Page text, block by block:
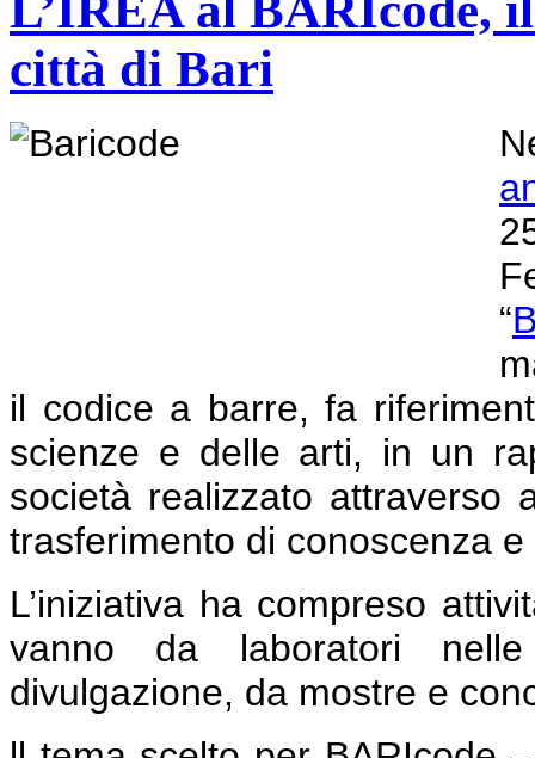
città di Bari
“
il codice a barre, fa
scienze e delle arti, in un
società realizzato attraverso
trasferimento di conoscenza
L’iniziativa ha compreso
vanno da laboratori
divulgazione, da mostre e